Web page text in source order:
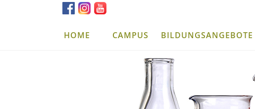
HOME CAMPUS BILDUNGSANGEBOTE